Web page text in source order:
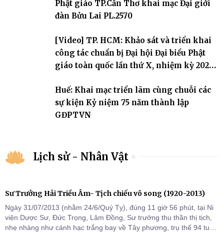
thứ I, thể hiện sự quan tâm đối với công tác truyền giới, đào tạo
Tăng tài và tiếp nối mạng mạch Tăng-g
Phật giáo TP.Cần Thơ khai mạc Đại giới
đàn Bửu Lai PL.2570
[Video] TP. HCM: Khảo sát và triển khai
công tác chuẩn bị Đại hội Đại biểu Phật
giáo toàn quốc lần thứ X, nhiệm kỳ 2026-
Huế: Khai mạc triển lãm cùng chuỗi các
sự kiện Kỷ niệm 75 năm thành lập
GĐPTVN
Lịch sử - Nhân Vật
Sư Trưởng Hải Triều Âm- Tịch chiếu vô song (1920-2013)
Ngày 31/07/2013 (nhằm 24/6/Quý Tỵ), đúng 11 giờ 56 phút, tại Ni
viện Dược Sư, Đức Trọng, Lâm Đồng, Sư trưởng thu thần thị tịch,
nhẹ nhàng như cánh hạc trắng bay về Tây phương, trụ thế 94 tuổi